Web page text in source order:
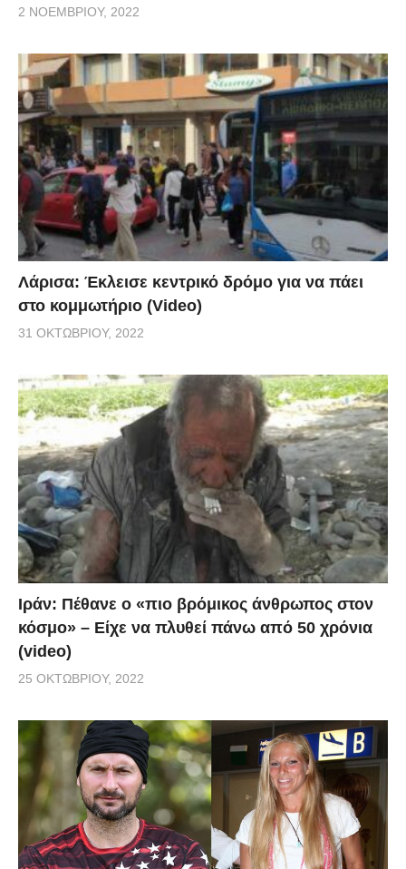
2 ΝΟΕΜΒΡΊΟΥ, 2022
Λάρισα: Έκλεισε κεντρικό δρόμο για να πάει
στο κομμωτήριο (Video)
31 ΟΚΤΩΒΡΊΟΥ, 2022
Ιράν: Πέθανε ο «πιο βρόμικος άνθρωπος στον
κόσμο» – Είχε να πλυθεί πάνω από 50 χρόνια
(video)
25 ΟΚΤΩΒΡΊΟΥ, 2022